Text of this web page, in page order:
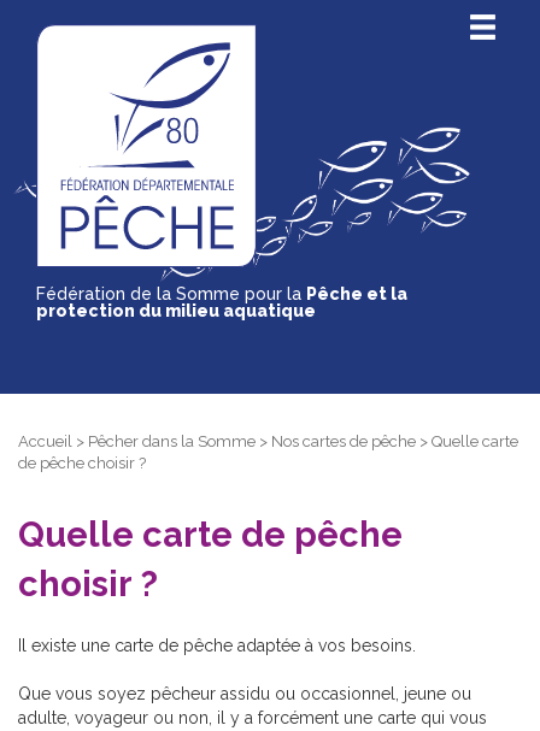
Fédération de la Somme pour la Pêche et la
protection du milieu aquatique
Accueil > Pêcher dans la Somme > Nos cartes de pêche > Quelle carte
de pêche choisir ?
Quelle carte de pêche
choisir ?
Il existe une carte de pêche adaptée à vos besoins.
Que vous soyez pêcheur assidu ou occasionnel, jeune ou
adulte, voyageur ou non, il y a forcément une carte qui vous